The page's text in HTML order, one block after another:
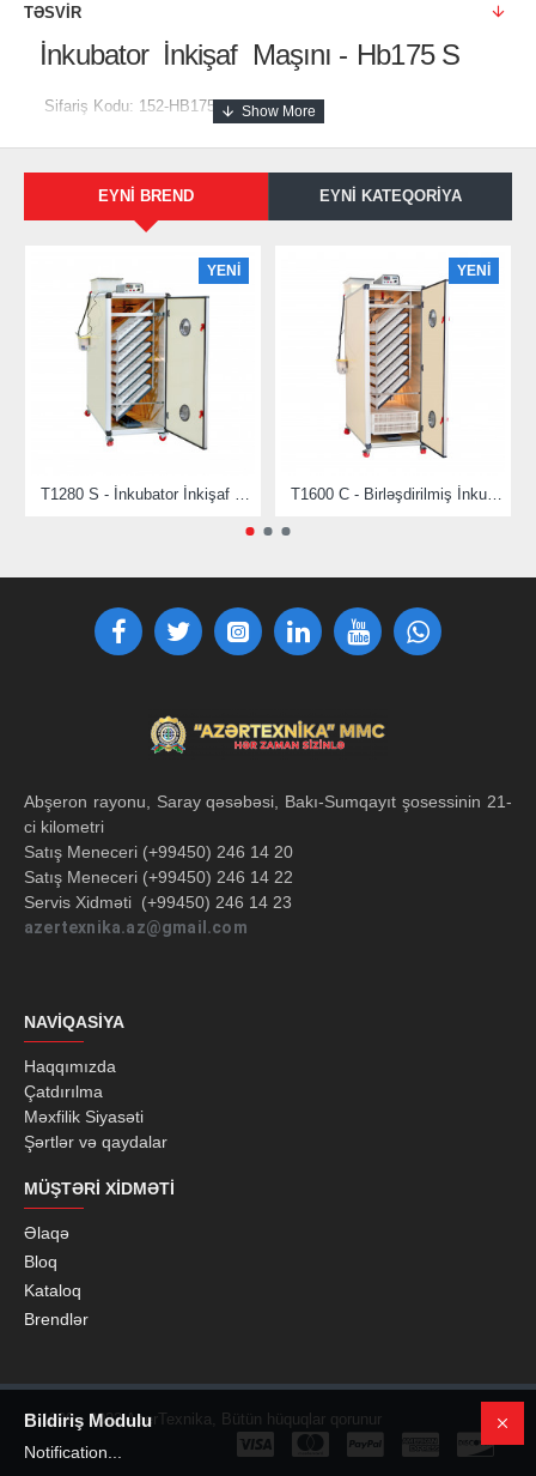
TƏSVIR
İnkubator İnkişaf Maşını - Hb175 S
Sifariş Kodu: 152-HB175 S
Hb175 S İnkubasiya İnkişaf Maşını 175 toyuq yumurtasının inkişafına
malikdir.Paslanmaz daxili mexanizması və tam avtomatik
isitmə/fırlama/nəmləndirmə sistemləri ilə embrionun inkişafı üçün ideal
inkubasiya mühiti təqdim edər.Yüksək/aşağı temperatur və rütubət
siqnalizasiyası üstünlüyü ilə istifadəçilər üçün daha təhlükəsiz bir istifadə
imkanı yaratmaqdadır.İnkubasiyanın son 3 günü üçün ayrı bir çıxım maşını
istifadə edilməlidir. Xarici olaraq göstərilən Flexy35 çıxım qapağı ilə çıxım
maşını olaraq da istifadəsi mümkündür.İstifadəçiyə toplu yükləmə - toplu
çıxım imkanı təmin edər.
EYNI BREND EYNI KATEQORIYA
YENI
T1280 S - İnkubator İnkişaf Maşını
YENI
T1600 C - Birləşdirilmiş İnkubator
Abşeron rayonu, Saray qəsəbəsi, Bakı-Sumqayıt şosessinin 21-
ci kilometri
Satış Meneceri (+99450) 246 14 20
Satış Meneceri (+99450) 246 14 22
Servis Xidməti (+99450) 246 14 23
azertexnika.az@gmail.com
NAVIQASIYA
Haqqımızda
Çatdırılma
Məxfilik Siyasəti
Şərtlər və qaydalar
MÜŞTƏRI XIDMƏTI
Əlaqə
Bloq
Kataloq
Brendlər
© 1999 - 2022 AzerTexnika, Bütün hüquqlar qorunur
Bildiriş Modulu
Notification...